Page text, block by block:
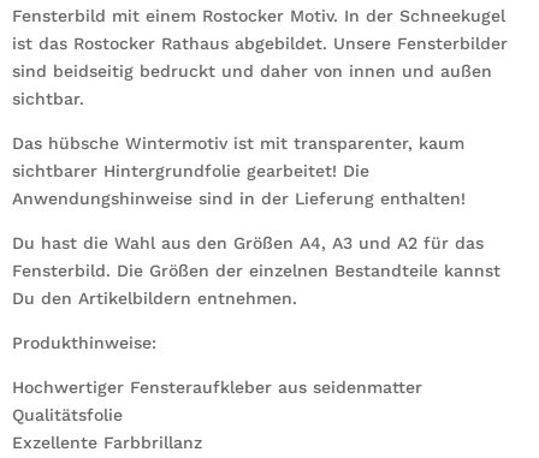
Fensterbild mit einem Rostocker Motiv. In der Schneekugel
ist das Rostocker Rathaus abgebildet. Unsere Fensterbilder
sind beidseitig bedruckt und daher von innen und außen
sichtbar.
Das hübsche Wintermotiv ist mit transparenter, kaum
sichtbarer Hintergrundfolie gearbeitet! Die
Anwendungshinweise sind in der Lieferung enthalten!
Du hast die Wahl aus den Größen A4, A3 und A2 für das
Fensterbild. Die Größen der einzelnen Bestandteile kannst
Du den Artikelbildern entnehmen.
Produkthinweise:
Hochwertiger Fensteraufkleber aus seidenmatter
Qualitätsfolie
Exzellente Farbbrillanz